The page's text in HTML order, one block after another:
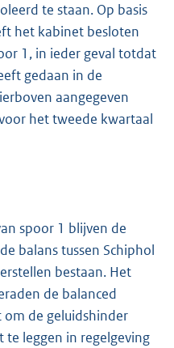
te staan. Op basis
het kabinet besloten
1, in ieder geval totdat
gedaan in de
aangegeven
het tweede kwartaal
spoor 1 blijven de
balans tussen Schiphol
bestaan. Het
de balanced
de geluidshinder
leggen in regelgeving